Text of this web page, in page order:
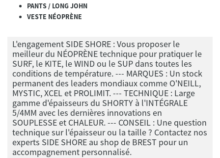
PANTS / LONG JOHN
VESTE NÉOPRÈNE
L'engagement SIDE SHORE : Vous proposer le
meilleur du NÉOPRÈNE technique pour pratiquer le
SURF, le KITE, le WIND ou le SUP dans toutes les
conditions de température. --- MARQUES : Un stock
permanent des leaders mondiaux comme O'NEILL,
MYSTIC, XCEL et PROLIMIT. --- TECHNIQUE : Large
gamme d'épaisseurs du SHORTY à l'INTÉGRALE
5/4MM avec les dernières innovations en
SOUPLESSE et CHALEUR. --- CONSEIL : Une question
technique sur l'épaisseur ou la taille ? Contactez nos
experts SIDE SHORE au shop de BREST pour un
accompagnement personnalisé.